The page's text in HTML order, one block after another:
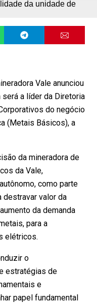
Vale anunciou
a líder da Diretoria
do negócio
(Metais Básicos), a
da mineradora de
da Vale,
como parte
destravar valor da
da demanda
para a
elétricos.
o
estratégias de
e
papel fundamental